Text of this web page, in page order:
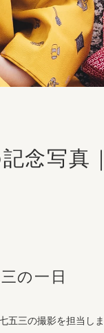
念写真
の一日
五三の撮影を担当しま